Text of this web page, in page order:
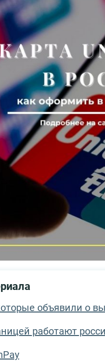
объявили о
работают